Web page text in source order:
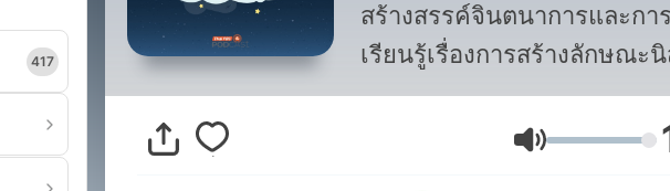
417
สร้างสรรค์จินตนาการและกา
เรียนรู้เรื่องการสร้างลักษณะ
สําคัญ 6 ประการ ตามแนวคิ
six pillars of character ของ
ระดับเสียง